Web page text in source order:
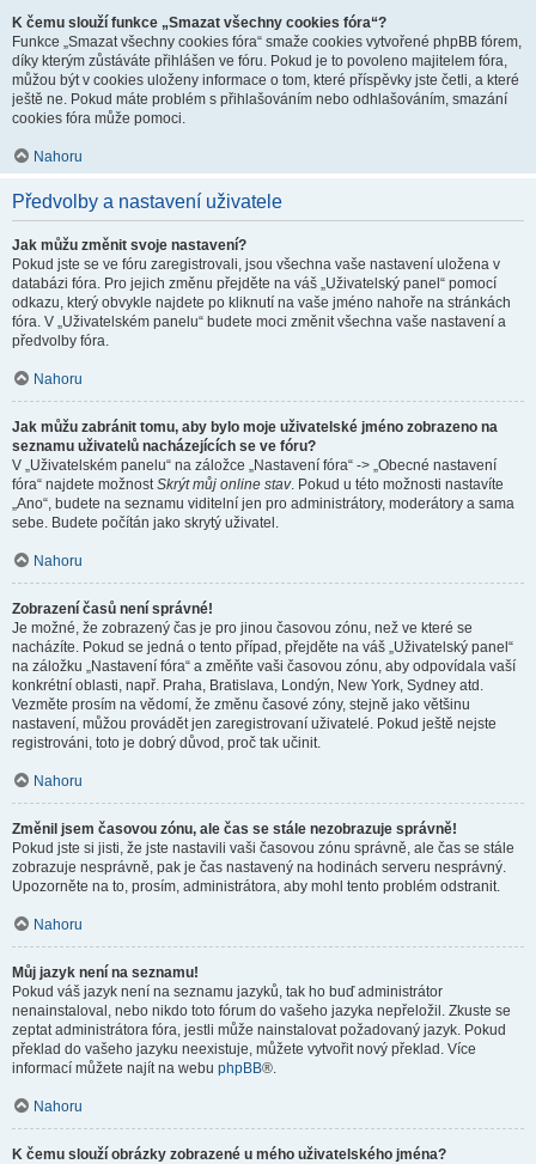
K čemu slouží funkce „Smazat všechny cookies fóra“?
Funkce „Smazat všechny cookies fóra“ smaže cookies vytvořené phpBB fórem,
díky kterým zůstáváte přihlášen ve fóru. Pokud je to povoleno majitelem fóra,
můžou být v cookies uloženy informace o tom, které příspěvky jste četli, a které
ještě ne. Pokud máte problém s přihlašováním nebo odhlašováním, smazání
cookies fóra může pomoci.
Nahoru
Předvolby a nastavení uživatele
Jak můžu změnit svoje nastavení?
Pokud jste se ve fóru zaregistrovali, jsou všechna vaše nastavení uložena v
databázi fóra. Pro jejich změnu přejděte na váš „Uživatelský panel“ pomocí
odkazu, který obvykle najdete po kliknutí na vaše jméno nahoře na stránkách
fóra. V „Uživatelském panelu“ budete moci změnit všechna vaše nastavení a
předvolby fóra.
Nahoru
Jak můžu zabránit tomu, aby bylo moje uživatelské jméno zobrazeno na
seznamu uživatelů nacházejících se ve fóru?
V „Uživatelském panelu“ na záložce „Nastavení fóra“ -> „Obecné nastavení
fóra“ najdete možnostSkrýt můj online stav. Pokud u této možnosti nastavíte
„Ano“, budete na seznamu viditelní jen pro administrátory, moderátory a sama
sebe. Budete počítán jako skrytý uživatel.
Nahoru
Zobrazení časů není správné!
Je možné, že zobrazený čas je pro jinou časovou zónu, než ve které se
nacházíte. Pokud se jedná o tento případ, přejděte na váš „Uživatelský panel“
na záložku „Nastavení fóra“ a změňte vaši časovou zónu, aby odpovídala vaší
konkrétní oblasti, např. Praha, Bratislava, Londýn, New York, Sydney atd.
Vezměte prosím na vědomí, že změnu časové zóny, stejně jako většinu
nastavení, můžou provádět jen zaregistrovaní uživatelé. Pokud ještě nejste
registrováni, toto je dobrý důvod, proč tak učinit.
Nahoru
Změnil jsem časovou zónu, ale čas se stále nezobrazuje správně!
Pokud jste si jisti, že jste nastavili vaši časovou zónu správně, ale čas se stále
zobrazuje nesprávně, pak je čas nastavený na hodinách serveru nesprávný.
Upozorněte na to, prosím, administrátora, aby mohl tento problém odstranit.
Nahoru
Můj jazyk není na seznamu!
Pokud váš jazyk není na seznamu jazyků, tak ho buď administrátor
nenainstaloval, nebo nikdo toto fórum do vašeho jazyka nepřeložil. Zkuste se
zeptat administrátora fóra, jestli může nainstalovat požadovaný jazyk. Pokud
překlad do vašeho jazyku neexistuje, můžete vytvořit nový překlad. Více
informací můžete najít na webu phpBB®.
Nahoru
K čemu slouží obrázky zobrazené u mého uživatelského jména?